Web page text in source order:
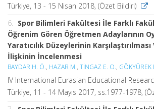
Türkiye, 13 - 15 Nisan 2018, (Özet Bildiri)
6.
Spor Bilimleri Fakültesi İle Farklı
Öğrenim Gören Öğretmen Adaylarının
Yaratıcılık Düzeylerinin
İlişkinin İncelenmesi
BAYDAR H. Ö., HAZAR M., TİNGAZ E. O., GÖKYÜREK
IV International Eurasian Educational
Türkiye, 11 - 14 Mayıs 2017, ss.1977-1978,